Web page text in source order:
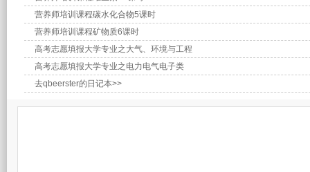
营养师培训课程碳水化合物5课时
营养师培训课程矿物质6课时
高考志愿填报大学专业之大气、环境与工程
高考志愿填报大学专业之电力电气电子类
去qbeerster的日记本>>